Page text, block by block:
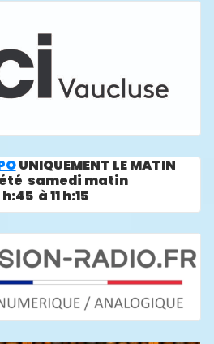
UNIQUEMENT LE MATIN
samedi matin
à 11 h:15